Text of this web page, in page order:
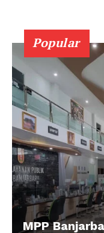
Popular
MPP